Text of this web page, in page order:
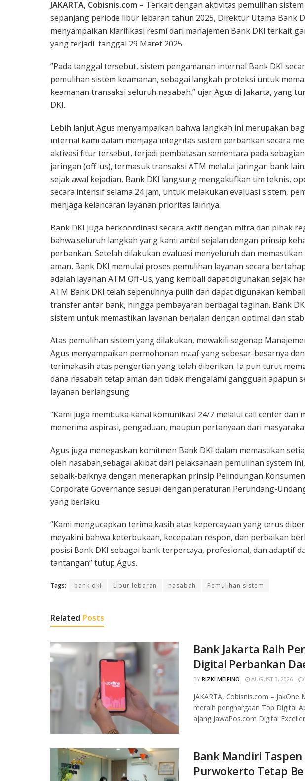
JAKARTA, Cobisnis.com – Terkait dengan aktivitas pemulihan
sepanjang periode libur lebaran tahun 2025, Direktur Utama Bank
menyampaikan klarifikasi resmi dari manajemen Bank DKI terkait
yang terjadi tanggal 29 Maret 2025.
”Pada tanggal tersebut, sistem pengamanan internal Bank DKI
pemulihan sistem keamanan, sebagai langkah proteksi untuk
keamanan transaksi seluruh nasabah,” ujar Agus di Jakarta, yang
DKI.
Lebih lanjut Agus menyampaikan bahwa langkah ini merupakan
internal kami dalam menjaga integritas sistem perbankan secara
aktivasi fitur tersebut, terjadi pembatasan sementara pada
jaringan (off-us), termasuk transaksi ATM melalui jaringan bank
sejak awal kejadian, Bank DKI langsung mengaktifkan tim teknis,
secara intensif selama 24 jam, untuk melakukan evaluasi sistem,
menjaga kelancaran layanan prioritas lainnya.
Bank DKI juga berkoordinasi secara aktif dengan mitra dan pihak
bahwa seluruh langkah yang kami ambil sejalan dengan prinsip
perbankan. Setelah dilakukan evaluasi menyeluruh dan
aman, Bank DKI memulai proses pemulihan layanan secara
adalah layanan ATM Off-Us, yang kembali dapat digunakan sejak
ATM Bank DKI telah sepenuhnya pulih dan dapat digunakan
transfer antar bank, hingga pembayaran berbagai tagihan. Bank
sistem untuk memastikan layanan berjalan dengan optimal dan
Atas pemulihan sistem yang dilakukan, mewakili segenap
Agus menyampaikan permohonan maaf yang sebesar-besarnya
terimakasih atas pengertian yang telah diberikan. Ia pun turut
dana nasabah tetap aman dan tidak mengalami gangguan apapun
layanan berlangsung.
“Kami juga membuka kanal komunikasi 24/7 melalui call center dan
menerima aspirasi, pengaduan, maupun pertanyaan dari
Agus juga menegaskan komitmen Bank DKI dalam memastikan
oleh nasabah,sebagai akibat dari pelaksanaan pemulihan system
sebaik-baiknya dengan menerapkan prinsip Pelindungan
Corporate Governance sesuai dengan peraturan Perundang-
yang berlaku.
“Kami mengucapkan terima kasih atas kepercayaan yang terus
meyakini bahwa keterbukaan, kecepatan respon, dan perbaikan
posisi Bank DKI sebagai bank terpercaya, profesional, dan adaptif
tantangan” tutup Agus.
Tags: bank dki Libur lebaran nasabah Pemulihan sistem
Related Posts
Bank Jakarta Raih
Digital Perbankan
BY RIZKI MEIRINO AUGUST 3, 2026
JAKARTA, Cobisnis.com –
meraih penghargaan Top Digital
ajang JawaPos.com Digital
Bank Mandiri
Purwokerto Tetap